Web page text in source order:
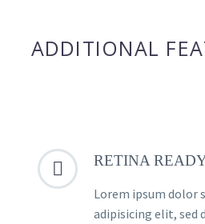
ADDITIONAL

 RETINA
Lorem ipsum dolor
adipisicing elit, sed